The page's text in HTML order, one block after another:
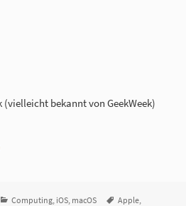
bekannt von GeekWeek)
Kategorien
Computing iOS macOS Tags
Apple